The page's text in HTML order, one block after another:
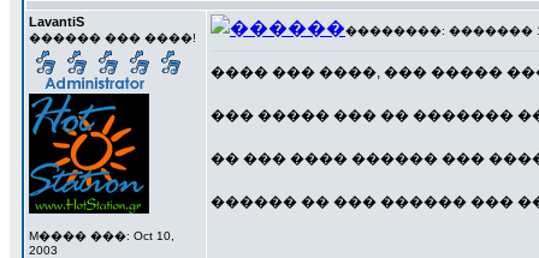
LavantiS
������ ��� ����!
M���� ���: Oct 10,
2003
��������: ������� 17
���� ��� ����, ��� �����
��� ����� ��� �� �������
�� ��� ���� ������ ���
������ �� ��� ������ ���